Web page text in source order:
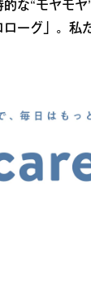
な“モヤモ
ーグ」。